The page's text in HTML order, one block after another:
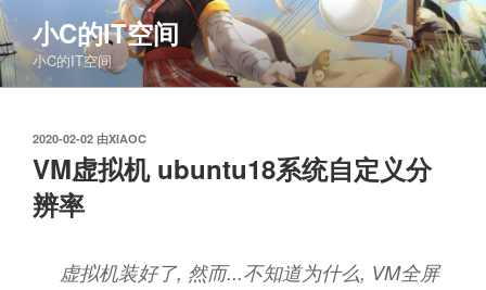
跳
至
内
容
小C的IT空间
小C的IT空间
发
布
于
2020-02-02 由XIAOC
VM虚拟机 ubuntu18系统自定义分
辨率
虚拟机装好了, 然而...不知道为什么, VM全屏